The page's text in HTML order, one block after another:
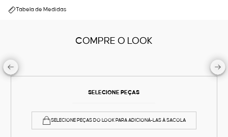
Tabela de Medidas
COMPRE O LOOK
SELECIONE PEÇAS
SELECIONE PEÇAS DO LOOK PARA ADICIONÁ-LAS À SACOLA